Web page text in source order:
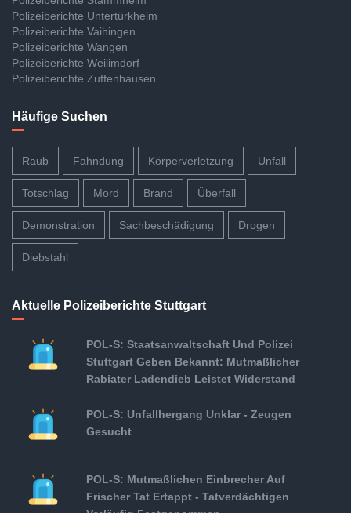
Polizeiberichte Untertürkheim
Polizeiberichte Vaihingen
Polizeiberichte Wangen
Polizeiberichte Weilimdorf
Polizeiberichte Zuffenhausen
Häufige Suchen
Raub Fahndung Körperverletzung Unfall
Totschlag Mord Brand Überfall
Demonstration Sachbeschädigung Drogen
Diebstahl
Aktuelle Polizeiberichte Stuttgart
POL-S: Staatsanwaltschaft Und Polizei
Stuttgart Geben Bekannt: Mutmaßlicher
Rabiater Ladendieb Leistet Widerstand
POL-S: Unfallhergang Unklar - Zeugen
Gesucht
POL-S: Mutmaßlichen Einbrecher Auf
Frischer Tat Ertappt - Tatverdächtigen